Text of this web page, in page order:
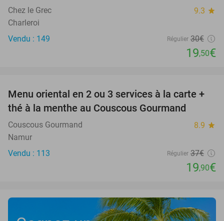
Chez le Grec 9.3 star
Charleroi
Vendu : 149
Régulier 30€
19,50€
46%
Menu oriental en 2 ou 3 services à la carte +
thé à la menthe au Couscous Gourmand
Couscous Gourmand 8.9 star
Namur
Vendu : 113
Régulier 37€
19,90€